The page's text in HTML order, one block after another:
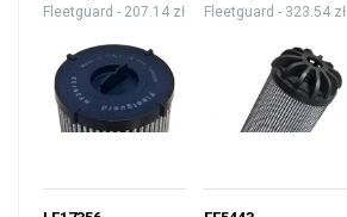
Fleetguard - 207.14 zł Fleetguard - 323.54 zł